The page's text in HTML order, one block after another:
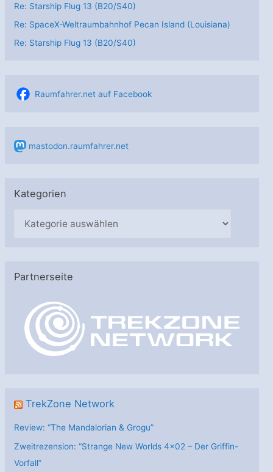
Re: Starship Flug 13 (B20/S40)
Re: SpaceX-Weltraumbahnhof Pecan Island (Louisiana)
Re: Starship Flug 13 (B20/S40)
Raumfahrer.net auf Facebook
mastodon.raumfahrer.net
Kategorien
g
Partnerseite
TrekZone Network
Review: “The Mandalorian & Grogu”
Zweitrezension: “Strange New Worlds 4×02 – Der Griffin-
Vorfall”